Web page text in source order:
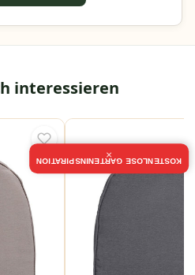
interessieren
KOSTENLOSE GARTENINSPIRATION
×